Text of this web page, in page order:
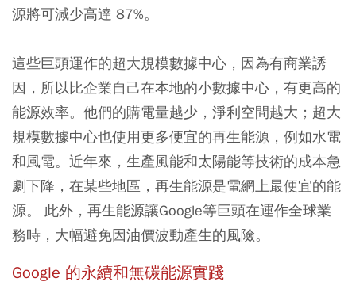
源將可減少高達 87%。
這些巨頭運作的超大規模數據中心，因為有商業誘
因，所以比企業自己在本地的小數據中心，有更高的
能源效率。他們的購電量越少，淨利空間越大；超大
規模數據中心也使用更多便宜的再生能源，例如水電
和風電。近年來，生產風能和太陽能等技術的成本急
劇下降，在某些地區，再生能源是電網上最便宜的能
源。 此外，再生能源讓Google等巨頭在運作全球業
務時，大幅避免因油價波動產生的風險。
Google 的永續和無碳能源實踐